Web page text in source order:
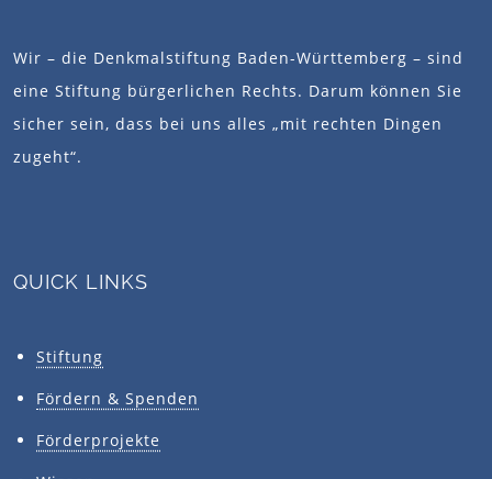
Wir – die Denkmalstiftung Baden-Württemberg – sind
eine Stiftung bürgerlichen Rechts. Darum können Sie
sicher sein, dass bei uns alles „mit rechten Dingen
zugeht“.
QUICK LINKS
Stiftung
Fördern & Spenden
Förderprojekte